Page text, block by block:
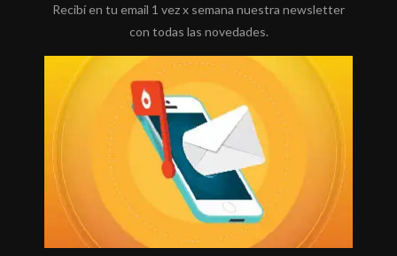
Recibí en tu email 1 vez x semana nuestra newsletter
con todas las novedades.